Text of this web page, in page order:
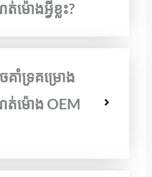
ោងអ្វីខ្លះ?
គាំទ្រគម្រោង
ម៉ោង OEM